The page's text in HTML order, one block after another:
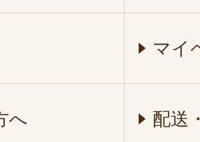
マイ
へ 配送